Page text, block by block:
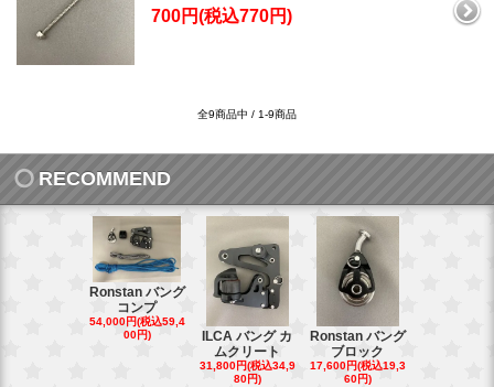
700円(税込770円)
全9商品中 / 1-9商品
RECOMMEND
Ronstan バング
コンプ
54,000円(税込59,4
00円)
ILCA バング カ
ムクリート
31,800円(税込34,9
80円)
Ronstan バング
ブロック
17,600円(税込19,3
60円)